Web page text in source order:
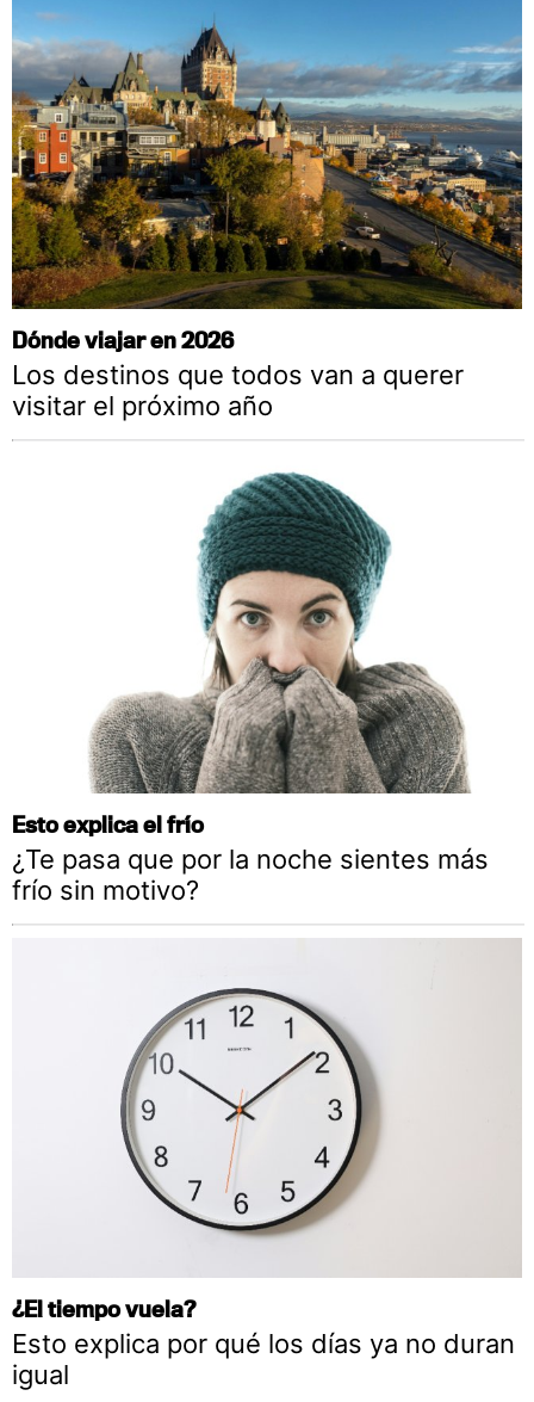
Dónde viajar en 2026
Los destinos que todos van a querer
visitar el próximo año
Esto explica el frío
¿Te pasa que por la noche sientes más
frío sin motivo?
¿El tiempo vuela?
Esto explica por qué los días ya no duran
igual